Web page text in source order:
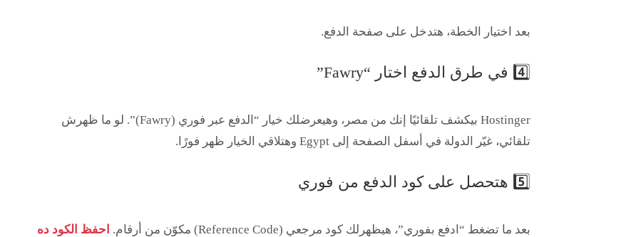
بعد اختيار الخطة، هتدخل على صفحة الدفع.
4️⃣ في طرق الدفع اختار “Fawry”
Hostinger بيكشف تلقائيًا إنك من مصر، وهيعرضلك خيار “الدفع عبر فوري (Fawry)”
. لو ما ظهرش
تلقائي، غيّر الدولة في أسفل الصفحة إلى Egypt وهتلاقي الخيار ظهر فورًا.
5️⃣ هتحصل على كود الدفع من فوري
بعد ما تضغط “ادفع بفوري”، هيظهرلك كود مرجعي (Reference Code) مكوّن من أرقام. احفظ الكود ده